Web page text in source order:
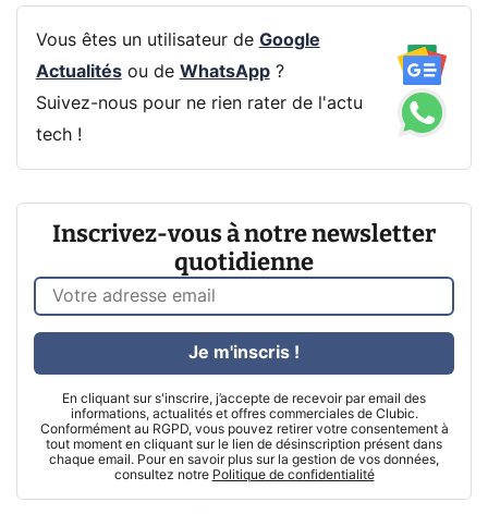
Vous êtes un utilisateur de Google
Actualitésou de WhatsApp?
Suivez-nous pour ne rien rater de l'actu
tech !
Inscrivez-vous à notre newsletter
quotidienne
En cliquant sur s'inscrire, j’accepte de recevoir par email des
informations, actualités et offres commerciales de Clubic.
Conformément au RGPD, vous pouvez retirer votre consentement à
tout moment en cliquant sur le lien de désinscription présent dans
chaque email. Pour en savoir plus sur la gestion de vos données,
consultez notre Politique de confidentialité
Je m'inscris !